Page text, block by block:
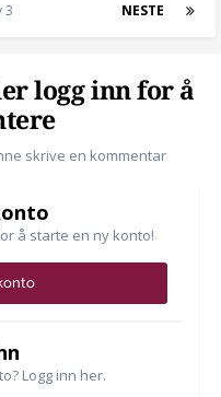
NESTE
3
logg inn for å
skrive en kommentar
å starte en ny konto!
Logg inn her.